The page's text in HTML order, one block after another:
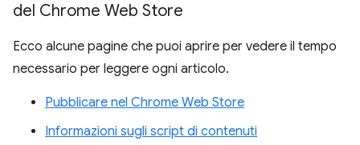
del Chrome Web Store
Ecco alcune pagine che puoi aprire per vedere il tempo
necessario per leggere ogni articolo.
Pubblicare nel Chrome Web Store
Informazioni sugli script di contenuti